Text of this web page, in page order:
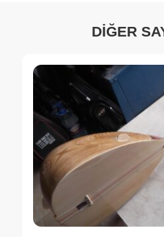
DİĞER